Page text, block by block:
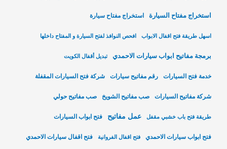
استخراج مفتاح السيارة استخراج مفتاح سيارة
اسهل طريقة فتح اقفال الابواب افحص النوافذ لفتح السيارة و المفتاح داخلها
برمجة مفاتيح ابواب سيارات الاحمدي تبديل أقفال الكويت
خدمة فتح السيارات رقم مفاتيح سيارات شركة فتح السيارات المقفلة
شركة مفاتيح السيارات صب مفاتيح الشويخ صب مفاتيح حولي
طريقة فتح باب خشبي مقفل عمل مفاتيح فتح ابواب السيارات
فتح ابواب سيارات الاحمدي فتح اقفال الفروانية فتح اقفال سيارات الاحمدي